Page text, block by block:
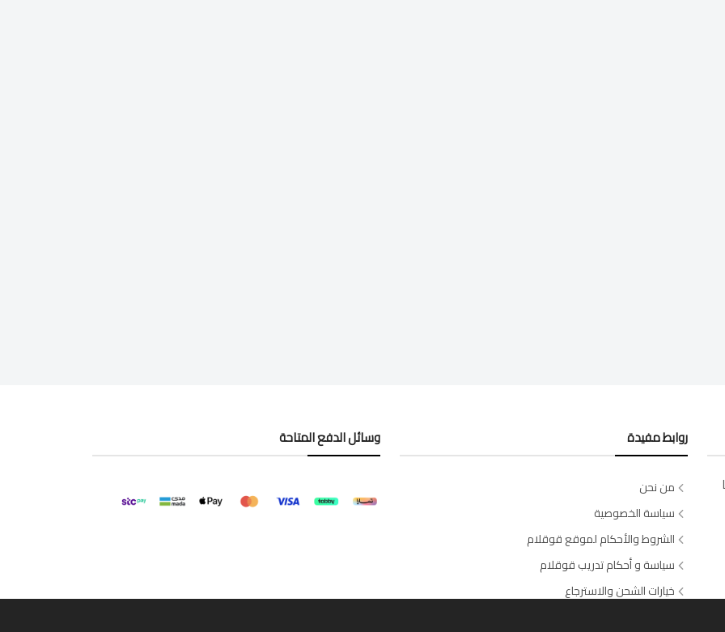
روابط مفيدة
من نحن
سياسة الخصوصية
الشروط والأحكام لموقع قوقلام
سياسة و أحكام تدريب قوقلام
خيارات الشحن والاسترجاع
وسائل الدفع المتاحة